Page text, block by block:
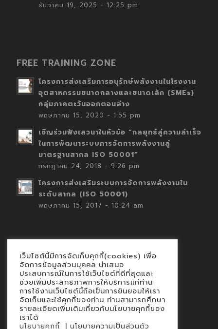
ธันวาคม 19, 2025 - 12:25 pm
FREE TRAINING ZONE
โครงการส่งเสริมการอนุรักษ์พลังงานในโรงงาน
อุตสาหกรรมขนาดกลางและขนาดเล็ก (SMEs)
กลุ่มภาคตะวันออกตอนล่าง
พฤษภาคม 15, 2020 - 1:55 pm
เชิญร่วมฟังเสวนาในหัวข้อ “กลยุทธ์สู่ความสำเร็จ
ในการพัฒนาระบบการจัดการพลังงานสู่
มาตรฐานสากล ISO 50001”
กรกฎาคม 24, 2018 - 9:26 pm
โครงการส่งเสริมระบบการจัดการพลังงานใน
ระดับสากล (ISO 50001)
พฤษภาคม 15, 2017 - 10:24 am
Contact
นโยบายคุกกี้
นโยบายข้อมูลส่วนบุคคล
เว็บไซต์นี้มีการจัดเก็บคุกกี้(cookies) เพื่อ
จัดการข้อมูลส่วนบุคคล นำเสนอ
ประสบการณ์ในการใช้เว็บไซต์ที่ดีที่สุดและ
ช่วยเพิ่มประสิทธิภาพการให้บริการแก่ท่าน
การใช้งานเว็บไซต์นี้ถือเป็นการยินยอมให้เรา
จัดเก็บและใช้คุกกี้ของท่าน ท่านสามารถศึกษา
รายละเอียดเพิ่มเติมเกี่ยวกับนโยบายคุกกี้ของ
เราได้
นโยบายคุกกี้ | นโยบายความเป็นส่วนตัว